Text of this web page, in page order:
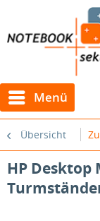
Menü
Übersicht
HP Desktop